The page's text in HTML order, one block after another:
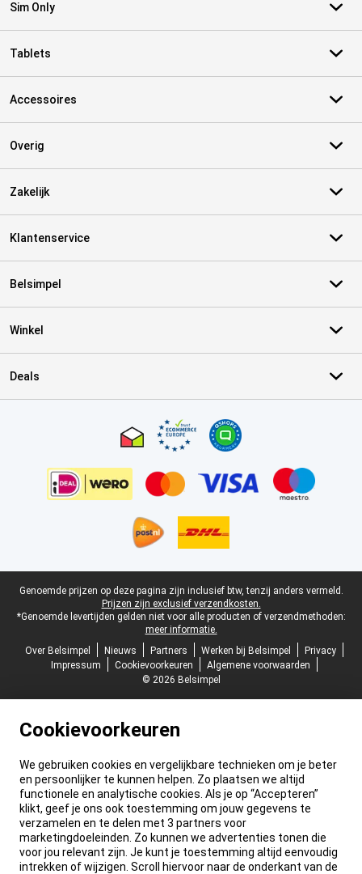
Sim Only
Tablets
Accessoires
Overig
Zakelijk
Klantenservice
Belsimpel
Winkel
Deals
Juridische voettekst
Genoemde prijzen op deze pagina zijn inclusief btw, tenzij anders vermeld.
Prijzen zijn exclusief verzendkosten.
*Genoemde levertijden gelden niet voor alle producten of verzendmethoden:
meer informatie.
Over Belsimpel
Nieuws Partners Werken bij Belsimpel
Privacy
Impressum
Cookievoorkeuren
Algemene voorwaarden
© 2026 Belsimpel
Cookievoorkeuren
We gebruiken cookies en vergelijkbare technieken om je beter
en persoonlijker te kunnen helpen. Zo plaatsen we altijd
functionele en analytische cookies. Als je op “Accepteren”
klikt, geef je ons ook toestemming om jouw gegevens te
verzamelen en te delen met 3 partners voor
marketingdoeleinden. Zo kunnen we advertenties tonen die
voor jou relevant zijn. Je kunt je toestemming altijd eenvoudig
intrekken of wijzigen. Scroll hiervoor naar de onderkant van de